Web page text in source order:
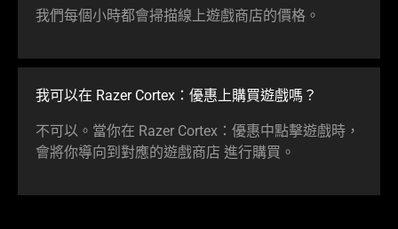
我們每個小時都會掃描線上遊戲商店的價格。
我可以在 Razer Cortex：優惠上購買遊戲嗎？
不可以。當你在 Razer Cortex：優惠中點擊遊戲時，
會將你導向到對應的遊戲商店 進行購買。